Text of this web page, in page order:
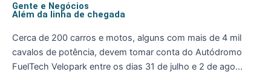
Gente e Negócios
Além da linha de chegada
Cerca de 200 carros e motos, alguns com mais de 4 mil
cavalos de potência, devem tomar conta do Autódromo
FuelTech Velopark entre os dias 31 de julho e 2 de ago...